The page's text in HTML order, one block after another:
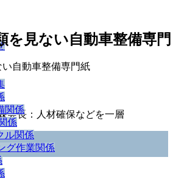
関係
係
ル関係
グ作業関係
を見ない自動車整備専門
自動車整備専門紙
会長：人材確保などを一層